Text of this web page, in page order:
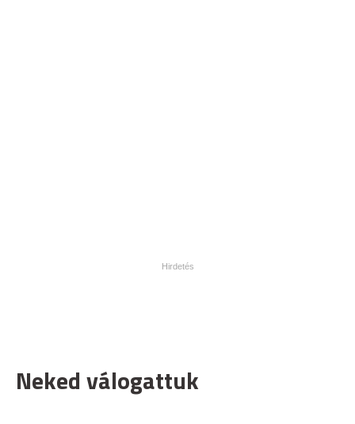
Neked válogattuk